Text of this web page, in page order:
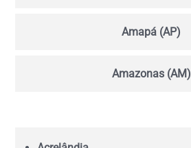
Amapá (AP)
Amazonas (AM)